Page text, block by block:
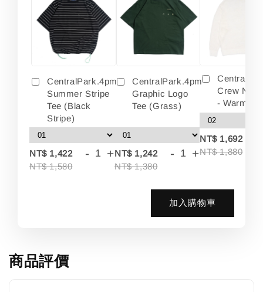
CentralPark.4pm
Summer Stripe
Tee (Black
Stripe)
NT$ 1,422
NT$ 1,580
- +
CentralPark.4pm
Graphic Logo
Tee (Grass)
NT$ 1,242
NT$ 1,380
- +
Crew
- Warm
NT$ 1,692
NT$ 1,880
加入購物車
商品評價